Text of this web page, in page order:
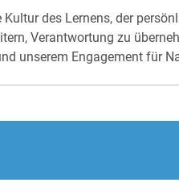
Kultur des Lernens, der
Verantwortung zu
unserem Engagement für